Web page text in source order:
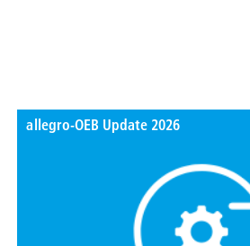
allegro-OEB Update 2026